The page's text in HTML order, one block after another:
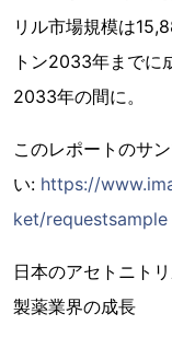
リル市場規模は
トン2033年までに
2033年の間に。
このレポートのサ
い: https://
ket/requestsample
日本のアセトニト
製薬業界の成長